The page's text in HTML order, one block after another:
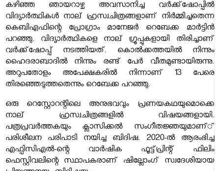
കഴിഞ്ഞ ഞായറാഴ്ച അവസാനിച്ച വര്‍ക്ക്ഷോപ്പില്‍
വിദ്യാര്‍ത്ഥികള്‍ നാല് ഹ്രസ്വചിത്രങ്ങളാണ് നിര്‍മ്മിച്ചതെന്ന
കെബിഎഫിന്റെ പ്രോഗ്രാം മാനേജര്‍ റെബേക്ക മാര്‍ട്ടിന്‍
പറഞ്ഞു. വിദ്യാര്‍ത്ഥികളെ നാല് ഗ്രൂപ്പുകളായി തിരിച്ചാണ്
വര്‍ക്ക്ഷോപ്പ് നടത്തിയത്. കൊല്‍ക്കത്തയില്‍ നിന്നും
ഹൈദരാബാദില്‍ നിന്നും രണ്ട് പേര്‍ വീതമുണ്ടായിരുന്നു.
അറുപതോളം അപേക്ഷകരില്‍ നിന്നാണ് 13 പേരെ
തിരഞ്ഞെടുത്തതെന്നും റെബേക്ക പറഞ്ഞു.
ഒരു റെസ്റ്റോറന്റിലെ അനുഭവവും പ്രണയകഥയുമൊക്കെ
നാല് ഹ്രസ്വചിത്രങ്ങളില്‍ വിഷയങ്ങളായി.
പത്രപ്രവര്‍ത്തകയും ക്ലാസിക്കല്‍ സംഗീതജ്ഞയുമാണ്്
പരിശീലന പരിപാടി നയിച്ച ബിദിഷ. 2020-ല്‍ ആരംഭിച്ച
എഫ്പിസിഎല്‍-ന്റെ വാര്‍ഷിക ഫൂട്ട്പ്രിന്റ് ഫിലിം
ഫെസ്റ്റിവലിന്റെ സ്ഥാപകരാണ് ഷില്ലോംഗ് സ്വദേശിയായ